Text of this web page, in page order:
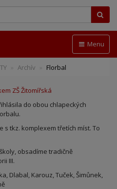
Menu
Archív Florbal
ZŠ Žitomířská
do obou chlapeckých
s tkz. komplexem třetích míst. To
obsadíme tradičně
III.
Dlabal, Karouz, Tuček, Šimůnek,